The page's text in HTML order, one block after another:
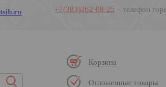
+7(383)362-08-25 – телефон
Корзина
Отложенные товары